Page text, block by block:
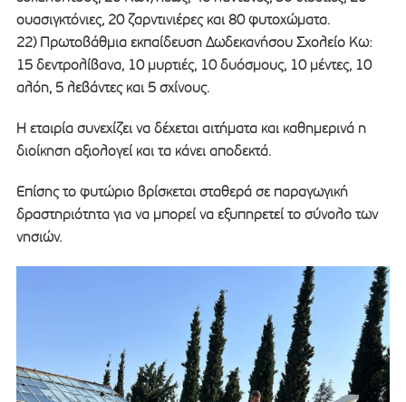
ουασιγκτόνιες, 20 ζαρντινιέρες και 80 φυτοχώματα.
22) Πρωτοβάθμια εκπαίδευση Δωδεκανήσου Σχολείο Κω:
15 δεντρολίβανα, 10 μυρτιές, 10 δυόσμους, 10 μέντες, 10
αλόη, 5 λεβάντες και 5 σχίνους.
Η εταιρία συνεχίζει να δέχεται αιτήματα και καθημερινά η
διοίκηση αξιολογεί και τα κάνει αποδεκτά.
Επίσης το φυτώριο βρίσκεται σταθερά σε παραγωγική
δραστηριότητα για να μπορεί να εξυπηρετεί το σύνολο των
νησιών.